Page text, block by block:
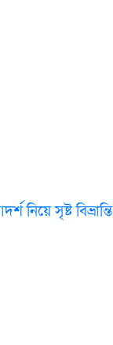
নিয়ে সৃষ্ট বিভ্রান্তি